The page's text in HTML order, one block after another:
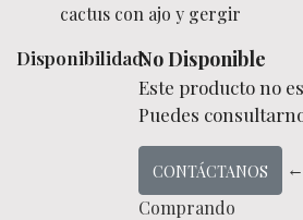
cactus con ajo y gergir
Disponibilidad:No Disponible
Este producto no
Puedes
CONTÁCTANOS
Comprando